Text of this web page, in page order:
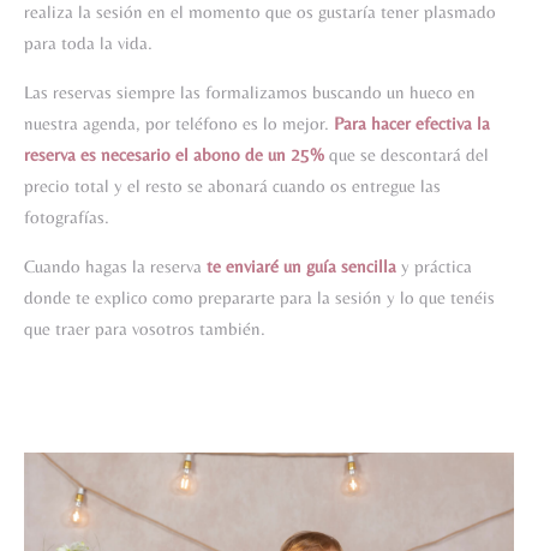
realiza la sesión en el momento que os gustaría tener plasmado
para toda la vida.
Las reservas siempre las formalizamos buscando un hueco en
nuestra agenda, por teléfono es lo mejor. Para hacer efectiva la
reserva es necesario el abono de un 25% que se descontará del
precio total y el resto se abonará cuando os entregue las
fotografías.
Cuando hagas la reserva te enviaré un guía sencilla y práctica
donde te explico como prepararte para la sesión y lo que tenéis
que traer para vosotros también.